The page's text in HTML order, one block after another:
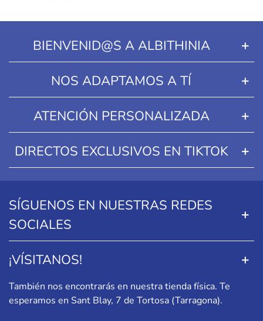
BIENVENID@S A ALBITHINIA
NOS ADAPTAMOS A TÍ
ATENCIÓN PERSONALIZADA
DIRECTOS EXCLUSIVOS EN TIKTOK
SÍGUENOS EN NUESTRAS REDES
SOCIALES
¡VÍSITANOS!
También nos encontrarás en nuestra tienda física. Te
esperamos en Sant Blay, 7 de Tortosa (Tarragona).